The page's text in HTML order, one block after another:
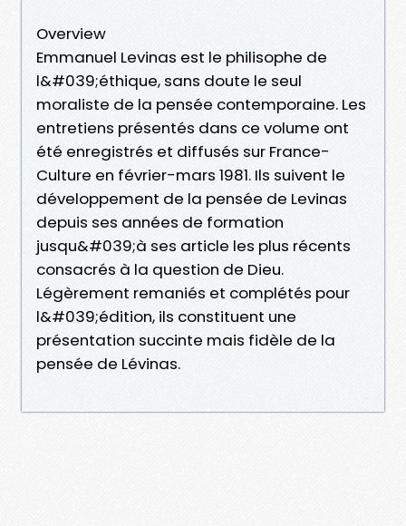
Overview
Emmanuel Levinas est le philisophe de
l&#039;éthique, sans doute le seul
moraliste de la pensée contemporaine. Les
entretiens présentés dans ce volume ont
été enregistrés et diffusés sur France-
Culture en février-mars 1981. Ils suivent le
développement de la pensée de Levinas
depuis ses années de formation
jusqu&#039;à ses article les plus récents
consacrés à la question de Dieu.
Légèrement remaniés et complétés pour
l&#039;édition, ils constituent une
présentation succinte mais fidèle de la
pensée de Lévinas.